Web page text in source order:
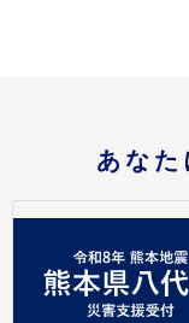
あなた